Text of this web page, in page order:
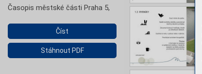
Časopis městské části Praha 5,
Číst
Stáhnout PDF